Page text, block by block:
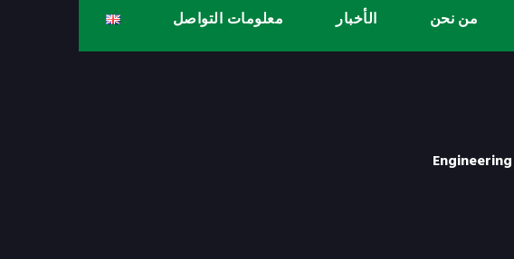
معلومات التواصل الأخبار من نحن